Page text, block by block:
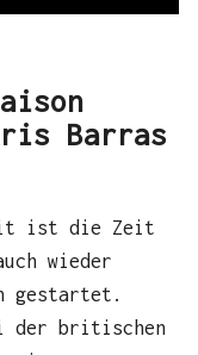
Barras
ist die Zeit
wieder
gestartet.
der britischen